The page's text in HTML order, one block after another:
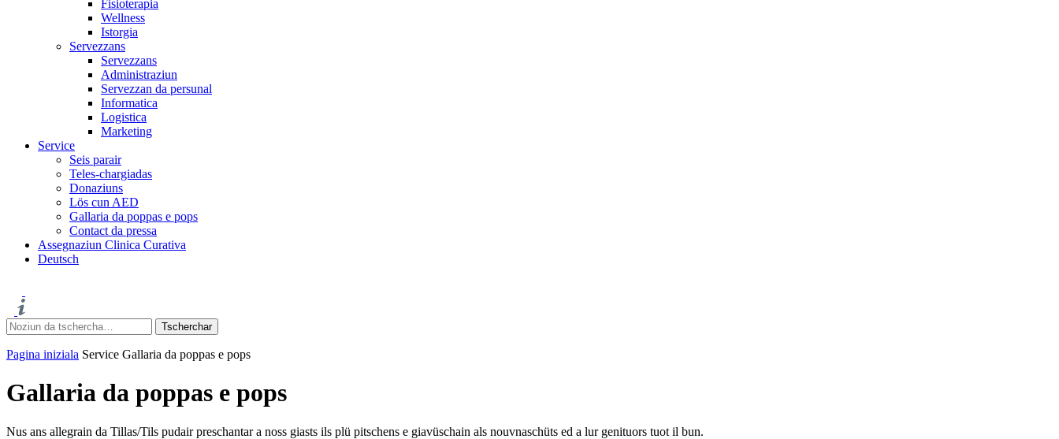
Fisioterapia
Wellness
Istorgia
Servezzans
Servezzans
Administraziun
Servezzan da persunal
Informatica
Logistica
Marketing
Service
Seis parair
Teles-chargiadas
Donaziuns
Lös cun AED
Gallaria da poppas e pops
Contact da pressa
Assegnaziun Clinica Curativa
Deutsch
Pagina iniziala Service Gallaria da poppas e pops
Gallaria da poppas e pops
Nus ans allegrain da Tillas/Tils pudair preschantar a noss giasts ils plü pitschens e giavüschain als nouvnaschüts ed a lur genituors tuot il bun.